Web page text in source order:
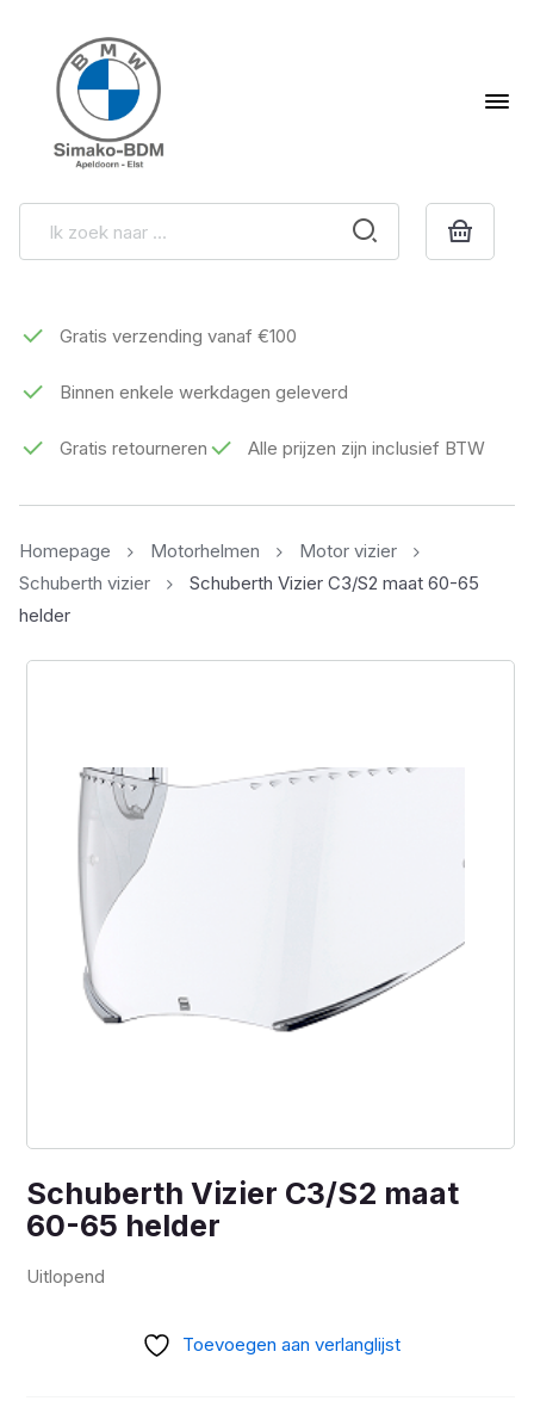
Gratis verzending vanaf €100
Binnen enkele werkdagen geleverd
Gratis retourneren Alle prijzen zijn inclusief BTW
Homepage Motorhelmen
Motor vizier
Schuberth vizier
Schuberth Vizier C3/S2 maat 60-65
helder
Schuberth Vizier C3/S2 maat
60-65 helder
Uitlopend
Toevoegen aan verlanglijst